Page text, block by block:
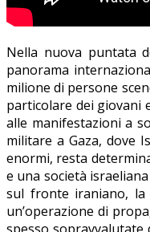
Nella nuova puntata
panorama
milione di persone
particolare dei giovani
alle manifestazioni a
militare a Gaza, dove
enormi, resta
e una società
sul fronte iraniano, la
un’operazione di